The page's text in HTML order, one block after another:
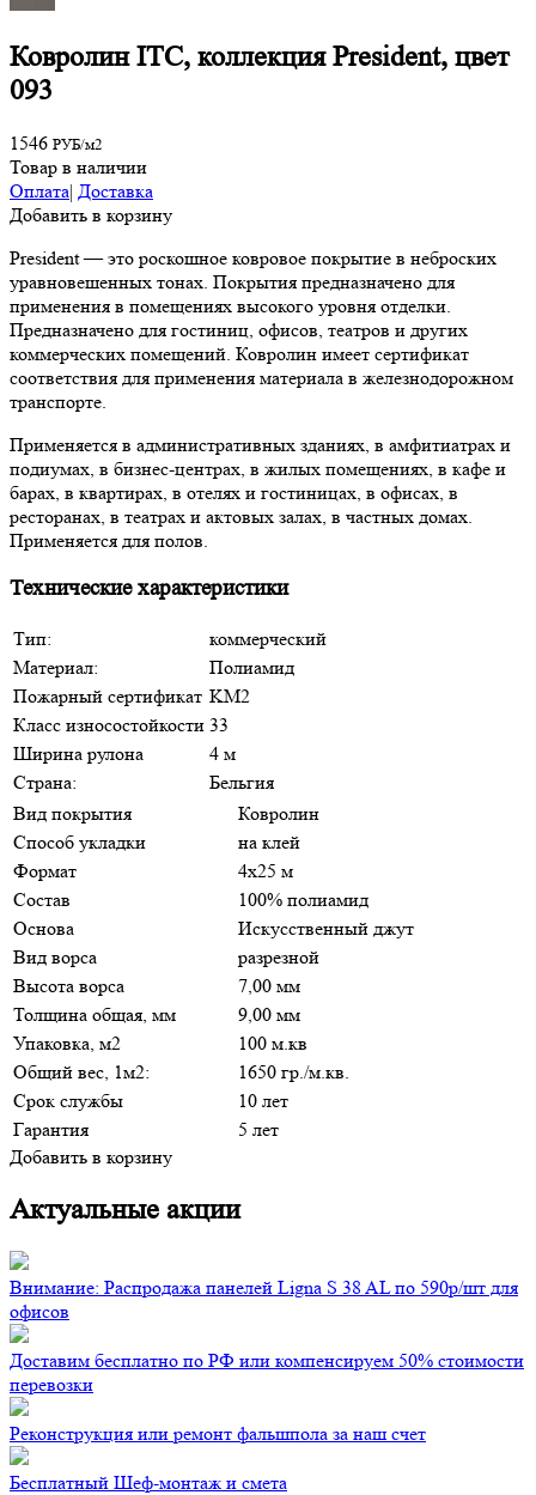
Ковролин ITC, коллекция President, цвет
093
1546 РУБ/м2
Товар в наличии
Оплата| Доставка
Добавить в корзину
President — это роскошное ковровое покрытие в неброских
уравновешенных тонах. Покрытия предназначено для
применения в помещениях высокого уровня отделки.
Предназначено для гостиниц, офисов, театров и других
коммерческих помещений. Ковролин имеет сертификат
соответствия для применения материала в железнодорожном
транспорте.
Применяется в административных зданиях, в амфитиатрах и
подиумах, в бизнес-центрах, в жилых помещениях, в кафе и
барах, в квартирах, в отелях и гостиницах, в офисах, в
ресторанах, в театрах и актовых залах, в частных домах.
Применяется для полов.
Технические характеристики
Тип:
коммерческий
Материал:
Полиамид
Пожарный сертификат KM2
Класс износостойкости 33
Ширина рулона
4 м
Страна:
Бельгия
Вид покрытия
Ковролин
Способ укладки
на клей
Формат
4х25 м
Состав
100% полиамид
Основа
Искусственный джут
Вид ворса
разрезной
Высота ворса
7,00 мм
Толщина общая, мм
9,00 мм
Упаковка, м2
100 м.кв
Общий вес, 1м2:
1650 гр./м.кв.
Срок службы
10 лет
Гарантия
5 лет
Добавить в корзину
Актуальные акции
Внимание: Распродажа панелей Ligna S 38 AL по 590р/шт для
офисов
Доставим бесплатно по РФ или компенсируем 50% стоимости
перевозки
Реконструкция или ремонт фальшпола за наш счет
Бесплатный Шеф-монтаж и смета